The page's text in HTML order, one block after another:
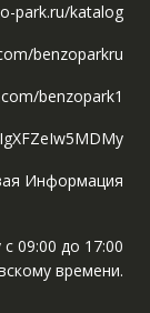
park.ru/katalog
benzoparkru
benzopark1
Информация
09:00 до 17:00
времени.